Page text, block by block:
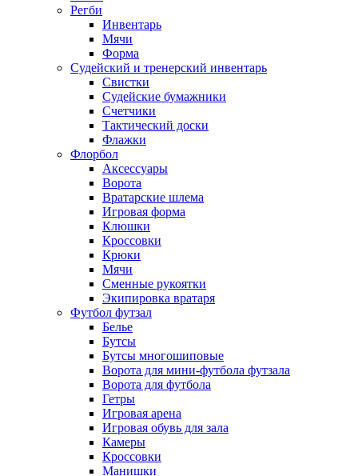
Регби
Инвентарь
Мячи
Форма
Судейский и тренерский инвентарь
Свистки
Судейские бумажники
Счетчики
Тактический доски
Флажки
Флорбол
Аксессуары
Ворота
Вратарские шлема
Игровая форма
Клюшки
Кроссовки
Крюки
Мячи
Сменные рукоятки
Экипировка вратаря
Футбол футзал
Белье
Бутсы
Бутсы многошиповые
Ворота для мини-футбола футзала
Ворота для футбола
Гетры
Игровая арена
Игровая обувь для зала
Камеры
Кроссовки
Манишки